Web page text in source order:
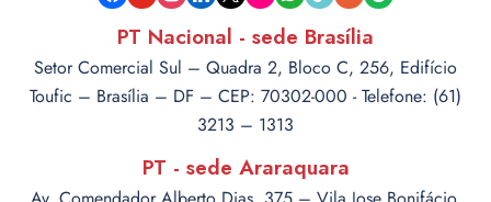
PT Nacional - sede Brasília
Setor Comercial Sul – Quadra 2, Bloco C, 256, Edifício
Toufic – Brasília – DF – CEP: 70302-000 - Telefone: (61)
3213 – 1313
PT - sede Araraquara